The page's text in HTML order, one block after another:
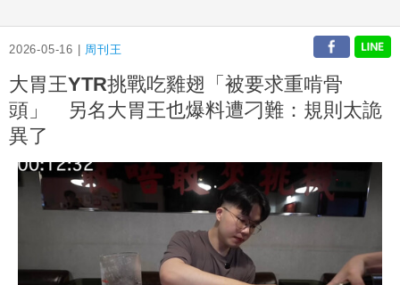
2026-05-16 | 周刊王
大胃王YTR挑戰吃雞翅「被要求重啃骨
頭」 另名大胃王也爆料遭刁難：規則太詭
異了